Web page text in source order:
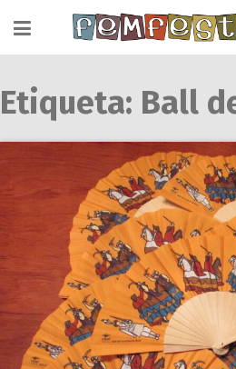
content
Etiqueta: Ball